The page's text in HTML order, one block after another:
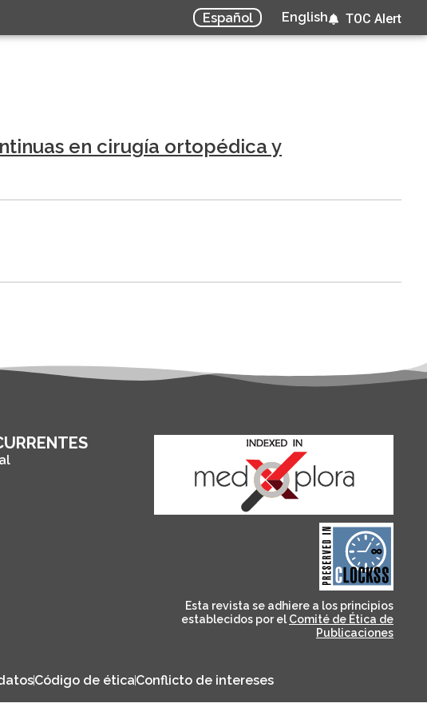
Español English TOC Alert
en cirugía ortopédica y
CLOCKSS is a dak archive
that ensures the long-
term survival of web-
based scholary
publications, governed by
and for its stakeholders.
Esta revista se adhiere a los principios
establecidos por el Comité de Ética de
Publicaciones
Código de éticaConflicto de intereses